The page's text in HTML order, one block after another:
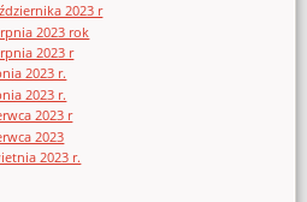
2023 r
2023 rok
2023 r
2023 r.
2023 r.
2023 r
2023
2023 r.